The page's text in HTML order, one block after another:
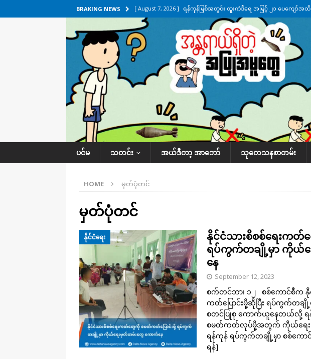
BRAKING NEWS [ August 7, 2026 ] ရန်ကုန်မြစ်အတွင်း ထူးကဲဒီရေ အ​မြင့် ၂၁ ပေကျေ
သတင်းကဏ္ဍ
[ August 7, 2026 ] လွှတ်တော်ကို ရောက်လာတဲ့ ဦးမင်အောင်လှိုင်ကို ထိုင်း
UNCATEGORIZED
[ August 6, 2026 ] တာကျိုးပြီး ခုနှစ်ရက်မြောက်နေ့မှာ ငသိုင်းချောင်းမ
[ August 6, 2026 ] လေးမျက်နှာမှာ ရေဘေးကူနေတဲ့ ငသိုင်းချောင်းဒေသ
အလိုက် သတင်းကဏ္ဍ
[ August 7, 2026 ] လေးမျက်နှာ၊ အိုင်သပြုအနီးတဝိုက် ရေအနည်းငယ် ပြန်က
ဒေသအလိုက် သတင်းကဏ္ဍ
ပင်မ သတင်း အယ်ဒီတာ့ အာဘော် သုတေသနစာတမ်း
HOME မှတ်ပုံတင်
မှတ်ပုံတင်
နိုင်ငံရေး
နိုင်ငံသားစိစစ်ရေးက
ရပ်ကွက်တချို့မှာ ကိုယ်ရ
နေ
September 12, 2023
စက်တင်ဘာ၊ ၁၂ စစ်ကောင်စီက
ကတ်ပြောင်းဖို့ဆိုပြီး ရပ်ကွက်တ
စတင်ပြုစု ကောက်ယူနေတယ်လို့ ရ
စမတ်ကတ်လုပ်ဖို့အတွက် ကိုယ်ရေး
ရန်ကုန် ရပ်ကွက်တချို့မှာ စစ်ကေ
ရန်]